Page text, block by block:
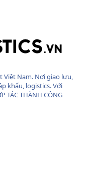
Việt Nam. Nơi giao lưu,
khẩu, logistics. Với
TÁC THÀNH CÔNG